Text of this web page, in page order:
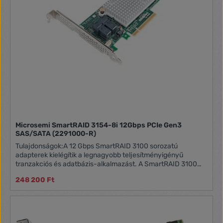
Microsemi SmartRAID 3154-8i 12Gbps PCIe Gen3
SAS/SATA (2291000-R)
Tulajdonságok:A 12 Gbps SmartRAID 3100 sorozatú
adapterek kielégítik a legnagyobb teljesítményigényű
tranzakciós és adatbázis-alkalmazást. A SmartRAID 3100
12 Gbps-os SSD-khez csatlakoztatva. Ezenkívül a
SmartRAID 3100 gyorsítót és késleltetési optimalizálást
veremre épül, feloldja a 12 Gbps HBA 1100 sorozatú
248 200 Ft